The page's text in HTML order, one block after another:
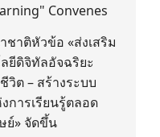
Convenes
าติหัวข้อ «ส่งเสริม
ยีดิจิทัลอัจฉริยะ
วิต – สร้างระบบ
การเรียนรู้ตลอด
ย์» จัดขึ้น